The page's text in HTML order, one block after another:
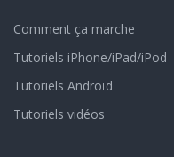
Comment ça marche
Tutoriels iPhone/iPad/iPod
Tutoriels Androïd
Tutoriels vidéos